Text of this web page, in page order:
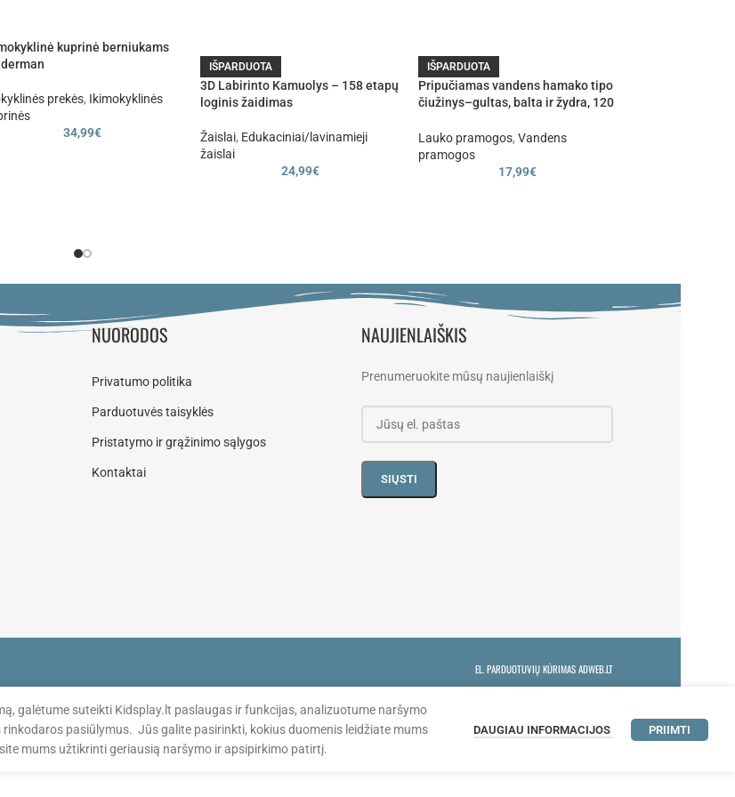
kuprinė berniukams
prekės, Ikimokyklinės
34,99€
IŠPARDUOTA
3D Labirinto Kamuolys – 158 etapų
loginis žaidimas
Žaislai, Edukaciniai/lavinamieji
žaislai
24,99€
IŠPARDUOTA
Pripučiamas vandens hamako tipo
čiužinys–gultas, balta ir žydra, 120
Lauko pramogos, Vandens
pramogos
17,99€
NUORODOS
Privatumo politika
Parduotuvės taisyklės
Pristatymo ir grąžinimo sąlygos
Kontaktai
NAUJIENLAIŠKIS
Prenumeruokite mūsų naujienlaiškį
EL. PARDUOTUVIŲ KŪRIMAS ADWEB.LT
galėtume suteikti Kidsplay.lt paslaugas ir funkcijas, analizuotume naršymo
pasiūlymus. Jūs galite pasirinkti, kokius duomenis leidžiate mums
mums užtikrinti geriausią naršymo ir apsipirkimo patirtį.
DAUGIAU INFORMACIJOS PRIIMTI